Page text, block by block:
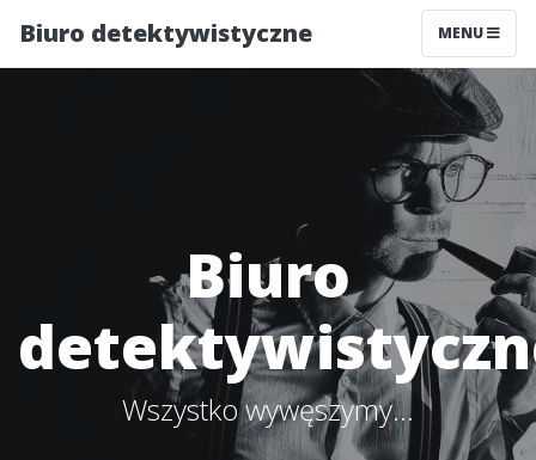
Biuro detektywistyczne MENU
Biuro
Wszystko wywęszymy...